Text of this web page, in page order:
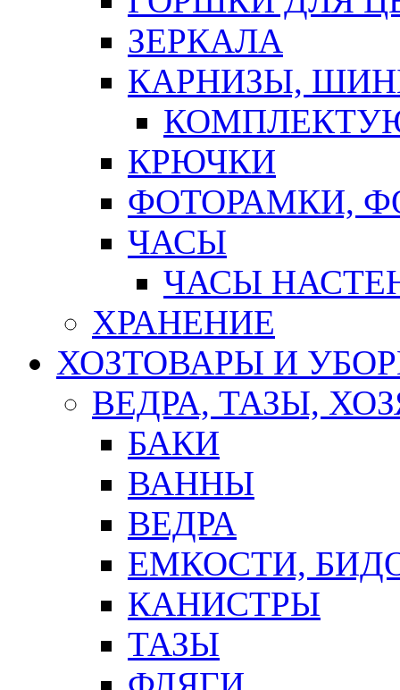
ЗЕРКАЛА
КАРНИЗЫ,
КРЮЧКИ
ФОТОРАМКИ,
ЧАСЫ
ЧАСЫ
ХРАНЕНИЕ
ХОЗТОВАРЫ И
ВЕДРА, ТАЗЫ,
БАКИ
ВАННЫ
ВЕДРА
ЕМКОСТИ,
КАНИСТРЫ
ТАЗЫ